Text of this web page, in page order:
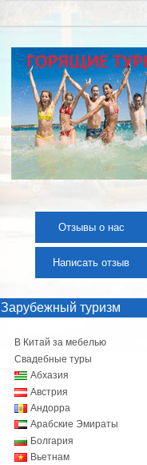
Отзывы о нас
Написать отзыв
Зарубежный туризм
В Китай за мебелью
Свадебные туры
Абхазия
Австрия
Андорра
Арабские Эмираты
Болгария
Вьетнам